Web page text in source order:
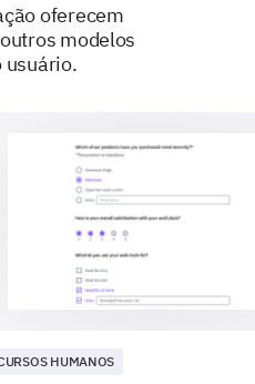
a aplicação?
oferecem
modelos
usuário.
HUMANOS